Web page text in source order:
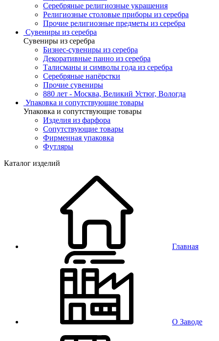
Серебряные религиозные украшения
Религиозные столовые приборы из серебра
Прочие религиозные предметы из серебра
Сувениры из серебра
Сувениры из серебра
Бизнес-сувениры из серебра
Декоративные панно из серебра
Талисманы и символы года из серебра
Серебряные напёрстки
Прочие сувениры
880 лет - Москва, Великий Устюг, Вологда
Упаковка и сопутствующие товары
Упаковка и сопутствующие товары
Изделия из фарфора
Сопутствующие товары
Фирменная упаковка
Футляры
Каталог изделий
Главная
О Заводе